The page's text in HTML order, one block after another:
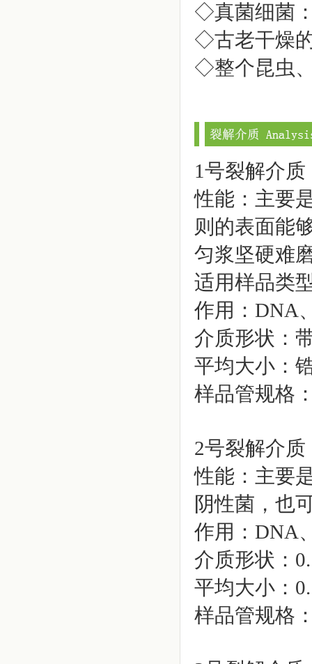
◇真菌细菌
◇古老干燥
◇整个昆虫
1号裂解介质
性能：主要
则的表面能
匀浆坚硬难
适用样品类
作用：DNA
介质形状：
平均大小：
样品管规格
2号裂解介质
性能：主要
阴性菌，也
作用：DNA
介质形状：
平均大小：
样品管规格